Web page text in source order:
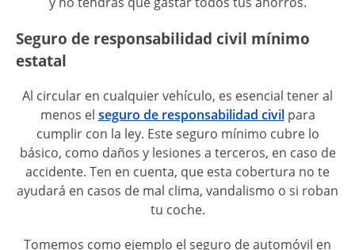
Seguro de responsabilidad civil mínimo
estatal
Al circular en cualquier vehículo, es esencial tener al
menos el seguro de responsabilidad civilpara
cumplir con la ley. Este seguro mínimo cubre lo
básico, como daños y lesiones a terceros, en caso de
accidente. Ten en cuenta, que esta cobertura no te
ayudará en casos de mal clima, vandalismo o si roban
tu coche.
Tomemos como ejemplo el seguro de automóvil en